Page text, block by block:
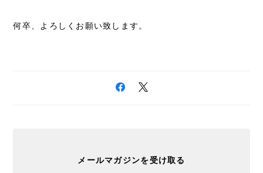
何卒、よろしくお願い致します。
メールマガジンを受け取る